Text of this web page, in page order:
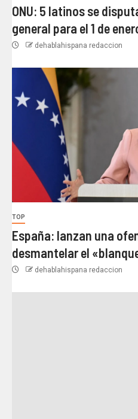
ONU: 5 latinos se
general para el 1 de
dehablahispana redaccion
TOP
España: lanzan una
desmantelar el
dehablahispana redaccion